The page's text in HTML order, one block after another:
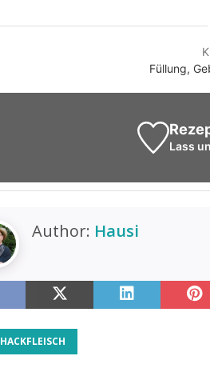
Füllung,
Lass
Author: Hausi
HACKFLEISCH